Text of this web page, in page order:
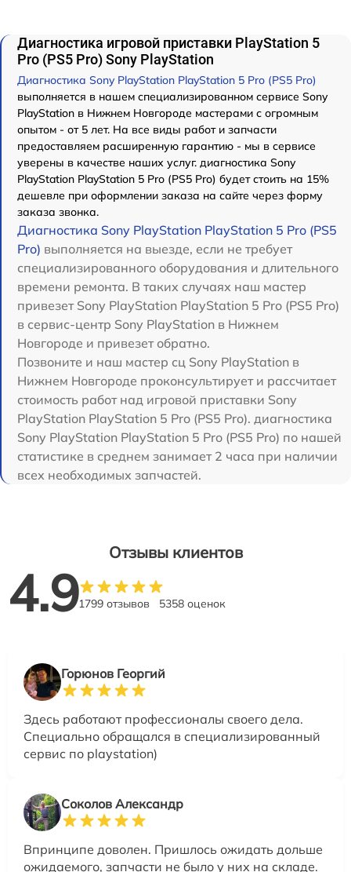
Диагностика игровой приставки PlayStation 5
Pro (PS5 Pro) Sony PlayStation
Диагностика Sony PlayStation PlayStation 5 Pro (PS5 Pro)
выполняется в нашем специализированном сервисе Sony
PlayStation в Нижнем Новгороде мастерами с огромным
опытом - от 5 лет. На все виды работ и запчасти
предоставляем расширенную гарантию - мы в сервисе
уверены в качестве наших услуг. диагностика Sony
PlayStation PlayStation 5 Pro (PS5 Pro) будет стоить на 15%
дешевле при оформлении заказа на сайте через форму
заказа звонка.
Диагностика Sony PlayStation PlayStation 5 Pro (PS5
Pro) выполняется на выезде, если не требует
специализированного оборудования и длительного
времени ремонта. В таких случаях наш мастер
привезет Sony PlayStation PlayStation 5 Pro (PS5 Pro)
в сервис-центр Sony PlayStation в Нижнем
Новгороде и привезет обратно.
Позвоните и наш мастер сц Sony PlayStation в
Нижнем Новгороде проконсультирует и рассчитает
стоимость работ над игровой приставки Sony
PlayStation PlayStation 5 Pro (PS5 Pro). диагностика
Sony PlayStation PlayStation 5 Pro (PS5 Pro) по нашей
статистике в среднем занимает 2 часа при наличии
всех необходимых запчастей.
Отзывы клиентов
4.91799 отзывов 5358 оценок
Горюнов Георгий
Здесь работают профессионалы своего дела.
Специально обращался в специализированный
сервис по playstation)
Соколов Александр
Впринципе доволен. Пришлось ожидать дольше
ожидаемого, запчасти не было у них на складе.